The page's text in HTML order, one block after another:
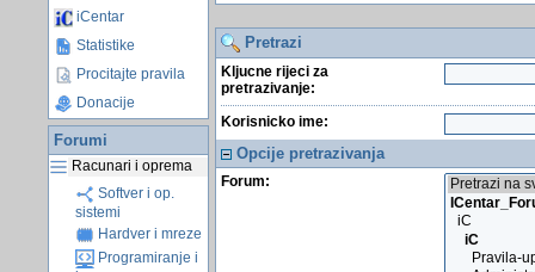
iCentar
Statistike
Procitajte pravila
Donacije
Forumi
Racunari i oprema
Softver i op.
sistemi
Hardver i mreze
Programiranje i
Pretrazi
Kljucne rijeci za
pretrazivanje:
Korisnicko ime:
Opcije pretrazivanja
Forum: